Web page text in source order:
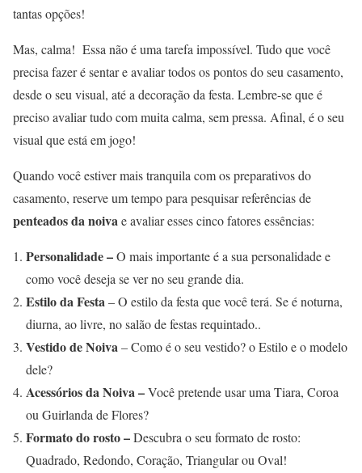
tantas opções!
Mas, calma! Essa não é uma tarefa impossível. Tudo que você
precisa fazer é sentar e avaliar todos os pontos do seu casamento,
desde o seu visual, até a decoração da festa. Lembre-se que é
preciso avaliar tudo com muita calma, sem pressa. Afinal, é o seu
visual que está em jogo!
Quando você estiver mais tranquila com os preparativos do
casamento, reserve um tempo para pesquisar referências de
penteados da noiva e avaliar esses cinco fatores essências:
Personalidade –O mais importante é a sua personalidade e
como você deseja se ver no seu grande dia.
Estilo da Festa – O estilo da festa que você terá. Se é noturna,
diurna, ao livre, no salão de festas requintado..
Vestido de Noiva – Como é o seu vestido? o Estilo e o modelo
dele?
Acessórios da Noiva –Você pretende usar uma Tiara, Coroa
ou Guirlanda de Flores?
Formato do rosto –Descubra o seu formato de rosto:
Quadrado, Redondo, Coração, Triangular ou Oval!